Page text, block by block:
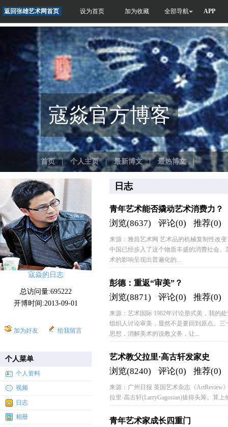
返回张雄艺术网首页 设为首页 加为收藏 全部导航 APP
寇焱官方博客
首页 | 个人主页 | 最新博文 | 最热博文 |
寇焱的日志
总访问量:695222
开博时间:2013-09-01
加为好友 给我留言
个人菜单
个人资料
视频
日志
相册
日志
青年艺术能否撬动艺术消费力？
浏览(8637) 评论(0) 推荐(0)
来源：雅昌艺术网 艺术品的机械复制性改
中国已经步入了这个物质丰盛的消费社会
术的影响呈现出普遍化的...
彭德：重返“审美”？
浏览(8871) 评论(0) 推荐(0)
来源：艺术国际 1982年讨论形式美，我的
组织人讨论审美，显然不是要回到原点。
思想，消解美术的说教义务，让...
艺术教父拉里·高古轩发家史
浏览(8240) 评论(0) 推荐(0)
来源：广州日报 英国艺术杂志《ArtReview
拉里·高古轩(LarryGagosian)拔得头筹。算
青年艺术家成长四重门